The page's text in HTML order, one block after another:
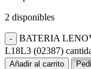
2 disponibles
BATERIA
L18L3 (02387)
Añadir al carrito